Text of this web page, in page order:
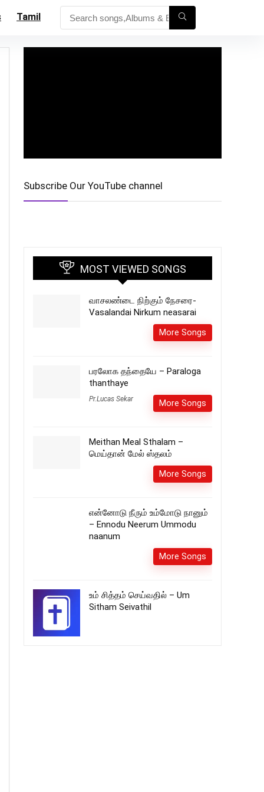
Tamil
Subscribe Our YouTube channel
MOST VIEWED SONGS
வாசலண்டை நிற்கும் நேசரை-
Vasalandai Nirkum neasarai
More Songs
பரலோக தந்தையே – Paraloga
thanthaye
Pr.Lucas Sekar More Songs
Meithan Meal Sthalam –
மெய்தான் மேல் ஸ்தலம்
More Songs
என்னோடு நீரும் உம்மோடு நானும்
– Ennodu Neerum Ummodu
naanum
More Songs
உம் சித்தம் செய்வதில் – Um
Sitham Seivathil